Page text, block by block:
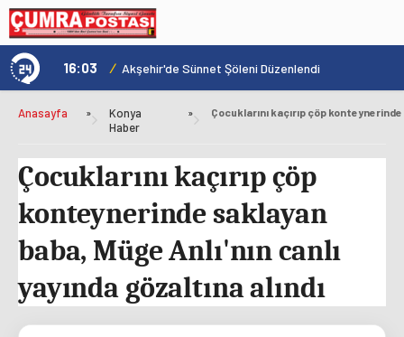
ÇAYIRBAĞI CADDESİ ARTIK DAHA KONFORLU 16:03 / Akşehir'de Sünnet Şöleni Düzenlendi
Anasayfa »
Konya
Haber
»
Çocuklarını kaçırıp çöp
konteynerinde saklayan
baba, Müge Anlı'nın canlı
yayında gözaltına alındı